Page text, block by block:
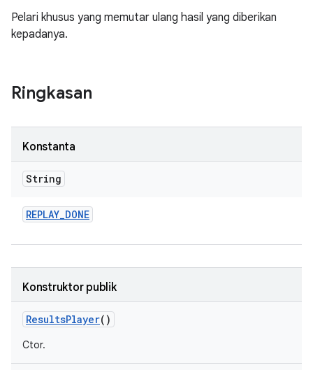
Pelari khusus yang memutar ulang hasil yang diberikan
kepadanya.
Ringkasan
Konstanta
String
REPLAY_DONE
Konstruktor publik
ResultsPlayer()
Ctor.